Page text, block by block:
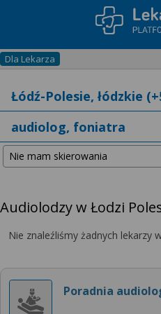
Dla Lekarza
Audiolodzy w Łodzi
Nie znaleźliśmy żadnych lekarzy
Poradnia